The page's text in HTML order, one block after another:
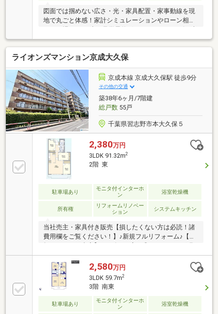
図面では掴めない広さ・光・家具配置・家事動線を現
地で丸ごと体感！家計シミュレーションやローン相談
場予約～♪◆＊◇ 物件のおすすめポイント ◇＊
◆◇JR京葉線「新習志野」駅 徒歩8分♪◆「秋津小
学校」徒歩8分「第七中学校」徒歩7分◎◎頭金0円全
額ローン可能です！！ ※詳しくは担当者までお尋ね
ください。◆千葉の家探し！いい物件を賢く探すコ
ツ。いい物件を賢く探すポイント。幸せなお住まいと
の出会いのお手伝いを致します◆◆キッズスペースや
オムツ替えのスペースもご用意しておりますので、お
子様連れのご家族もお気軽にお越しください◆
ライオンズマンション京成大久保
京成本線 京成大久保駅 徒歩9分
その他の交通
築38年6ヶ月/7階建
総戸数55戸
千葉県習志野市本大久保５
2,380万円
3LDK 91.32m2
2階 東
駐車場あり
モニタ付インターホ
ン
浴室乾燥機
所有権
リフォームリノベー
ション
システムキッチン
当社売主・家具付き販売【損したくない方は必読！諸
費用欄をご覧ください！】♪新規フルリフォーム♪【新
替◎建具全室新規交換◎クロス貼替◎システムキッチ
ン新規交換◎ユニットバス新規交換◎トイレ新規交換
◎洗面化粧台新規交換◎給湯器新規交換◎洗濯機パン
新規交換◎ダウンライト新規取付◎玄関人感センサー
新規取付
2,580万円
3LDK 59.7m2
3階 南東
駐車場あり
モニタ付インターホ
ン
浴室乾燥機